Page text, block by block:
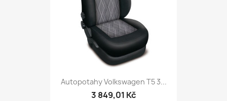
Autopotahy Volkswagen T5 3...
3 849,01 Kč